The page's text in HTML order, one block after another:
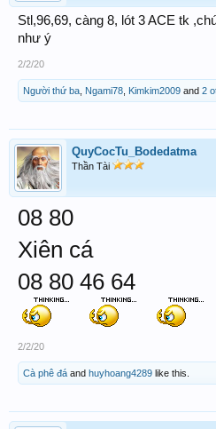
Stl,96,69, càng 8, lót 3 ACE tk
như ý
2/2/20
Người thứ ba Ngami78 Kimkim2009 and 2
QuyCocTu_Bodedatma
Thần Tài
08 80
Xiên cá
08 80 46 64
2/2/20
Cà phê đá and huyhoang4289 like this.